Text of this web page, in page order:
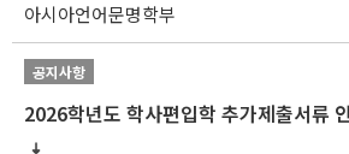
아시아언어문명학부
공지사항
2026학년도 학사편입학 추가제출서류